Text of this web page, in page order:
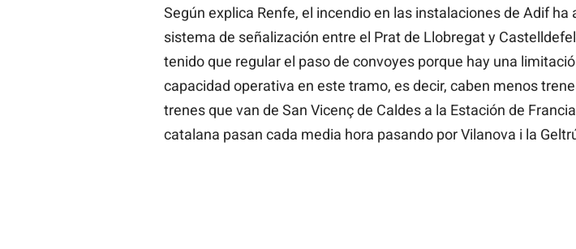
Según explica Renfe, el incendio en las instalaciones de Adif ha
sistema de señalización entre el Prat de Llobregat y
tenido que regular el paso de convoyes porque hay una
capacidad operativa en este tramo, es decir, caben menos
trenes que van de San Vicenç de Caldes a la Estación de
catalana pasan cada media hora pasando por Vilanova i la